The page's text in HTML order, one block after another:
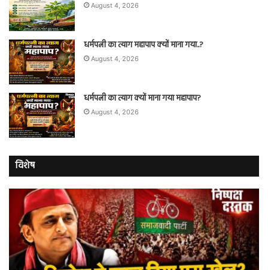
August 4, 2026
धर्मपत्नी का त्याग महापाप क्यों माना गया..?
August 4, 2026
धर्मपत्नी का त्याग क्यों माना गया महापाप?
August 4, 2026
विशेष